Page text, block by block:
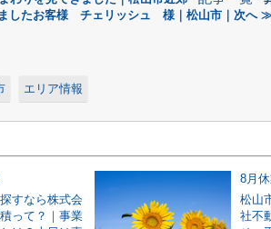
したお客様 チェリッシュ 様｜松山市｜次へ
エリア情報
すなら株式会
って？｜事業
8月
松山
社不